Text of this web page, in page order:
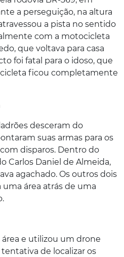
a perseguição, na altura
a pista no sentido
com a motocicleta
que voltava para casa
foi fatal para o idoso, que
ficou completamente
desceram do
suas armas para os
disparos. Dentro do
Carlos Daniel de Almeida,
agachado. Os outros dois
área atrás de uma
área e utilizou um drone
de localizar os